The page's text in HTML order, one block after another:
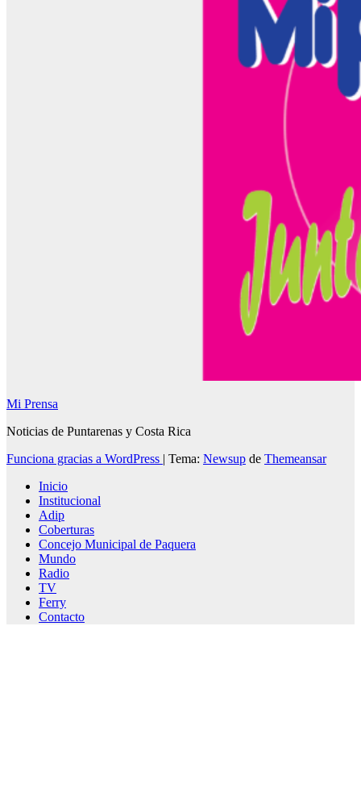
Mi Prensa
Noticias de Puntarenas y Costa Rica
Funciona gracias a WordPress | Tema: Newsup de Themeansar
Inicio
Institucional
Adip
Coberturas
Concejo Municipal de Paquera
Mundo
Radio
TV
Ferry
Contacto